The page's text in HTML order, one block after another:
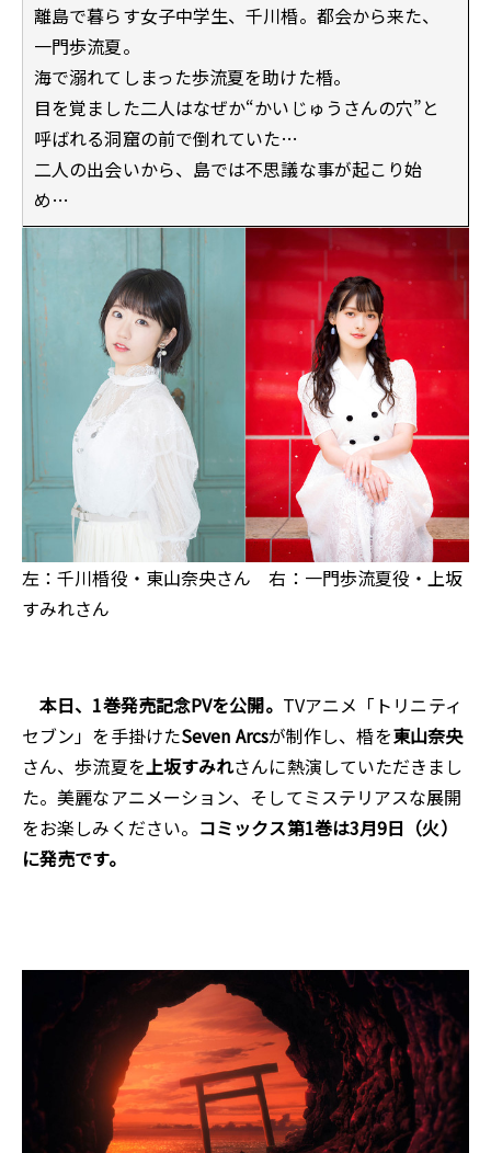
離島で暮らす女子中学生、千川棔。都会から来た、
一門歩流夏。
海で溺れてしまった歩流夏を助けた棔。
目を覚ました二人はなぜか“かいじゅうさんの穴”と
呼ばれる洞窟の前で倒れていた…
二人の出会いから、島では不思議な事が起こり始
め…
左：千川棔役・東山奈央さん 右：一門歩流夏役・上坂
すみれさん
本日、1巻発売記念PVを公開。 TVアニメ「トリニティ
セブン」を手掛けたSeven Arcsが制作し、棔を東山奈央
さん、歩流夏を上坂すみれさんに熱演していただきまし
た。美麗なアニメーション、そしてミステリアスな展開
をお楽しみください。 コミックス第1巻は3月9日（火）
に発売です。